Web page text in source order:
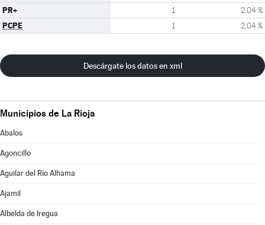
PR+ 1 2,04 %
PCPE 1 2,04 %
Descárgate los datos en xml
Municipios de La Rioja
Abalos
Agoncillo
Aguilar del Río Alhama
Ajamil
Albelda de Iregua